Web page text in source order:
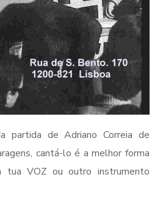
partida de Adriano Correia de
cantá-lo é a melhor forma
tua VOZ ou outro instrumento